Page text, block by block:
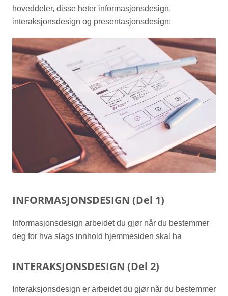
hoveddeler, disse heter informasjonsdesign,
interaksjonsdesign og presentasjonsdesign:
INFORMASJONSDESIGN (Del 1)
Informasjonsdesign arbeidet du gjør når du bestemmer
deg for hva slags innhold hjemmesiden skal ha
INTERAKSJONSDESIGN (Del 2)
Interaksjonsdesign er arbeidet du gjør når du bestemmer